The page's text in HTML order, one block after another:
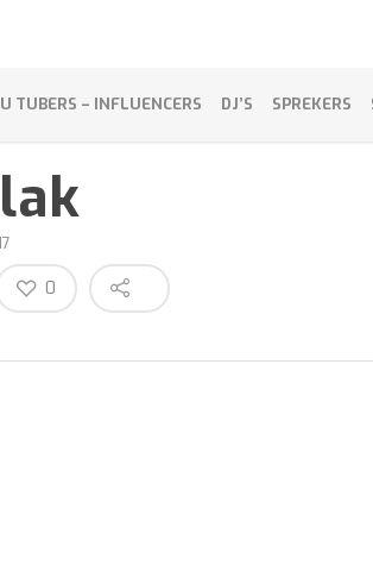
TUBERS – INFLUENCERS DJ’S SPREKERS
0